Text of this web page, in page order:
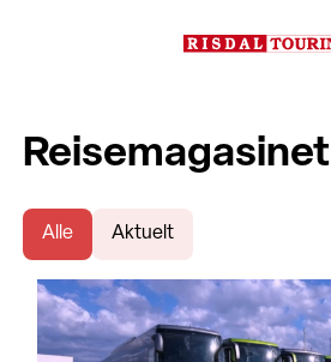
Reisemagasinet
Alle Aktuelt